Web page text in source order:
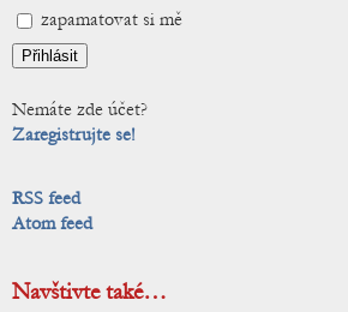
zapamatovat si mě
Nemáte zde účet?
Zaregistrujte se!
RSS feed
Atom feed
Navštivte také…